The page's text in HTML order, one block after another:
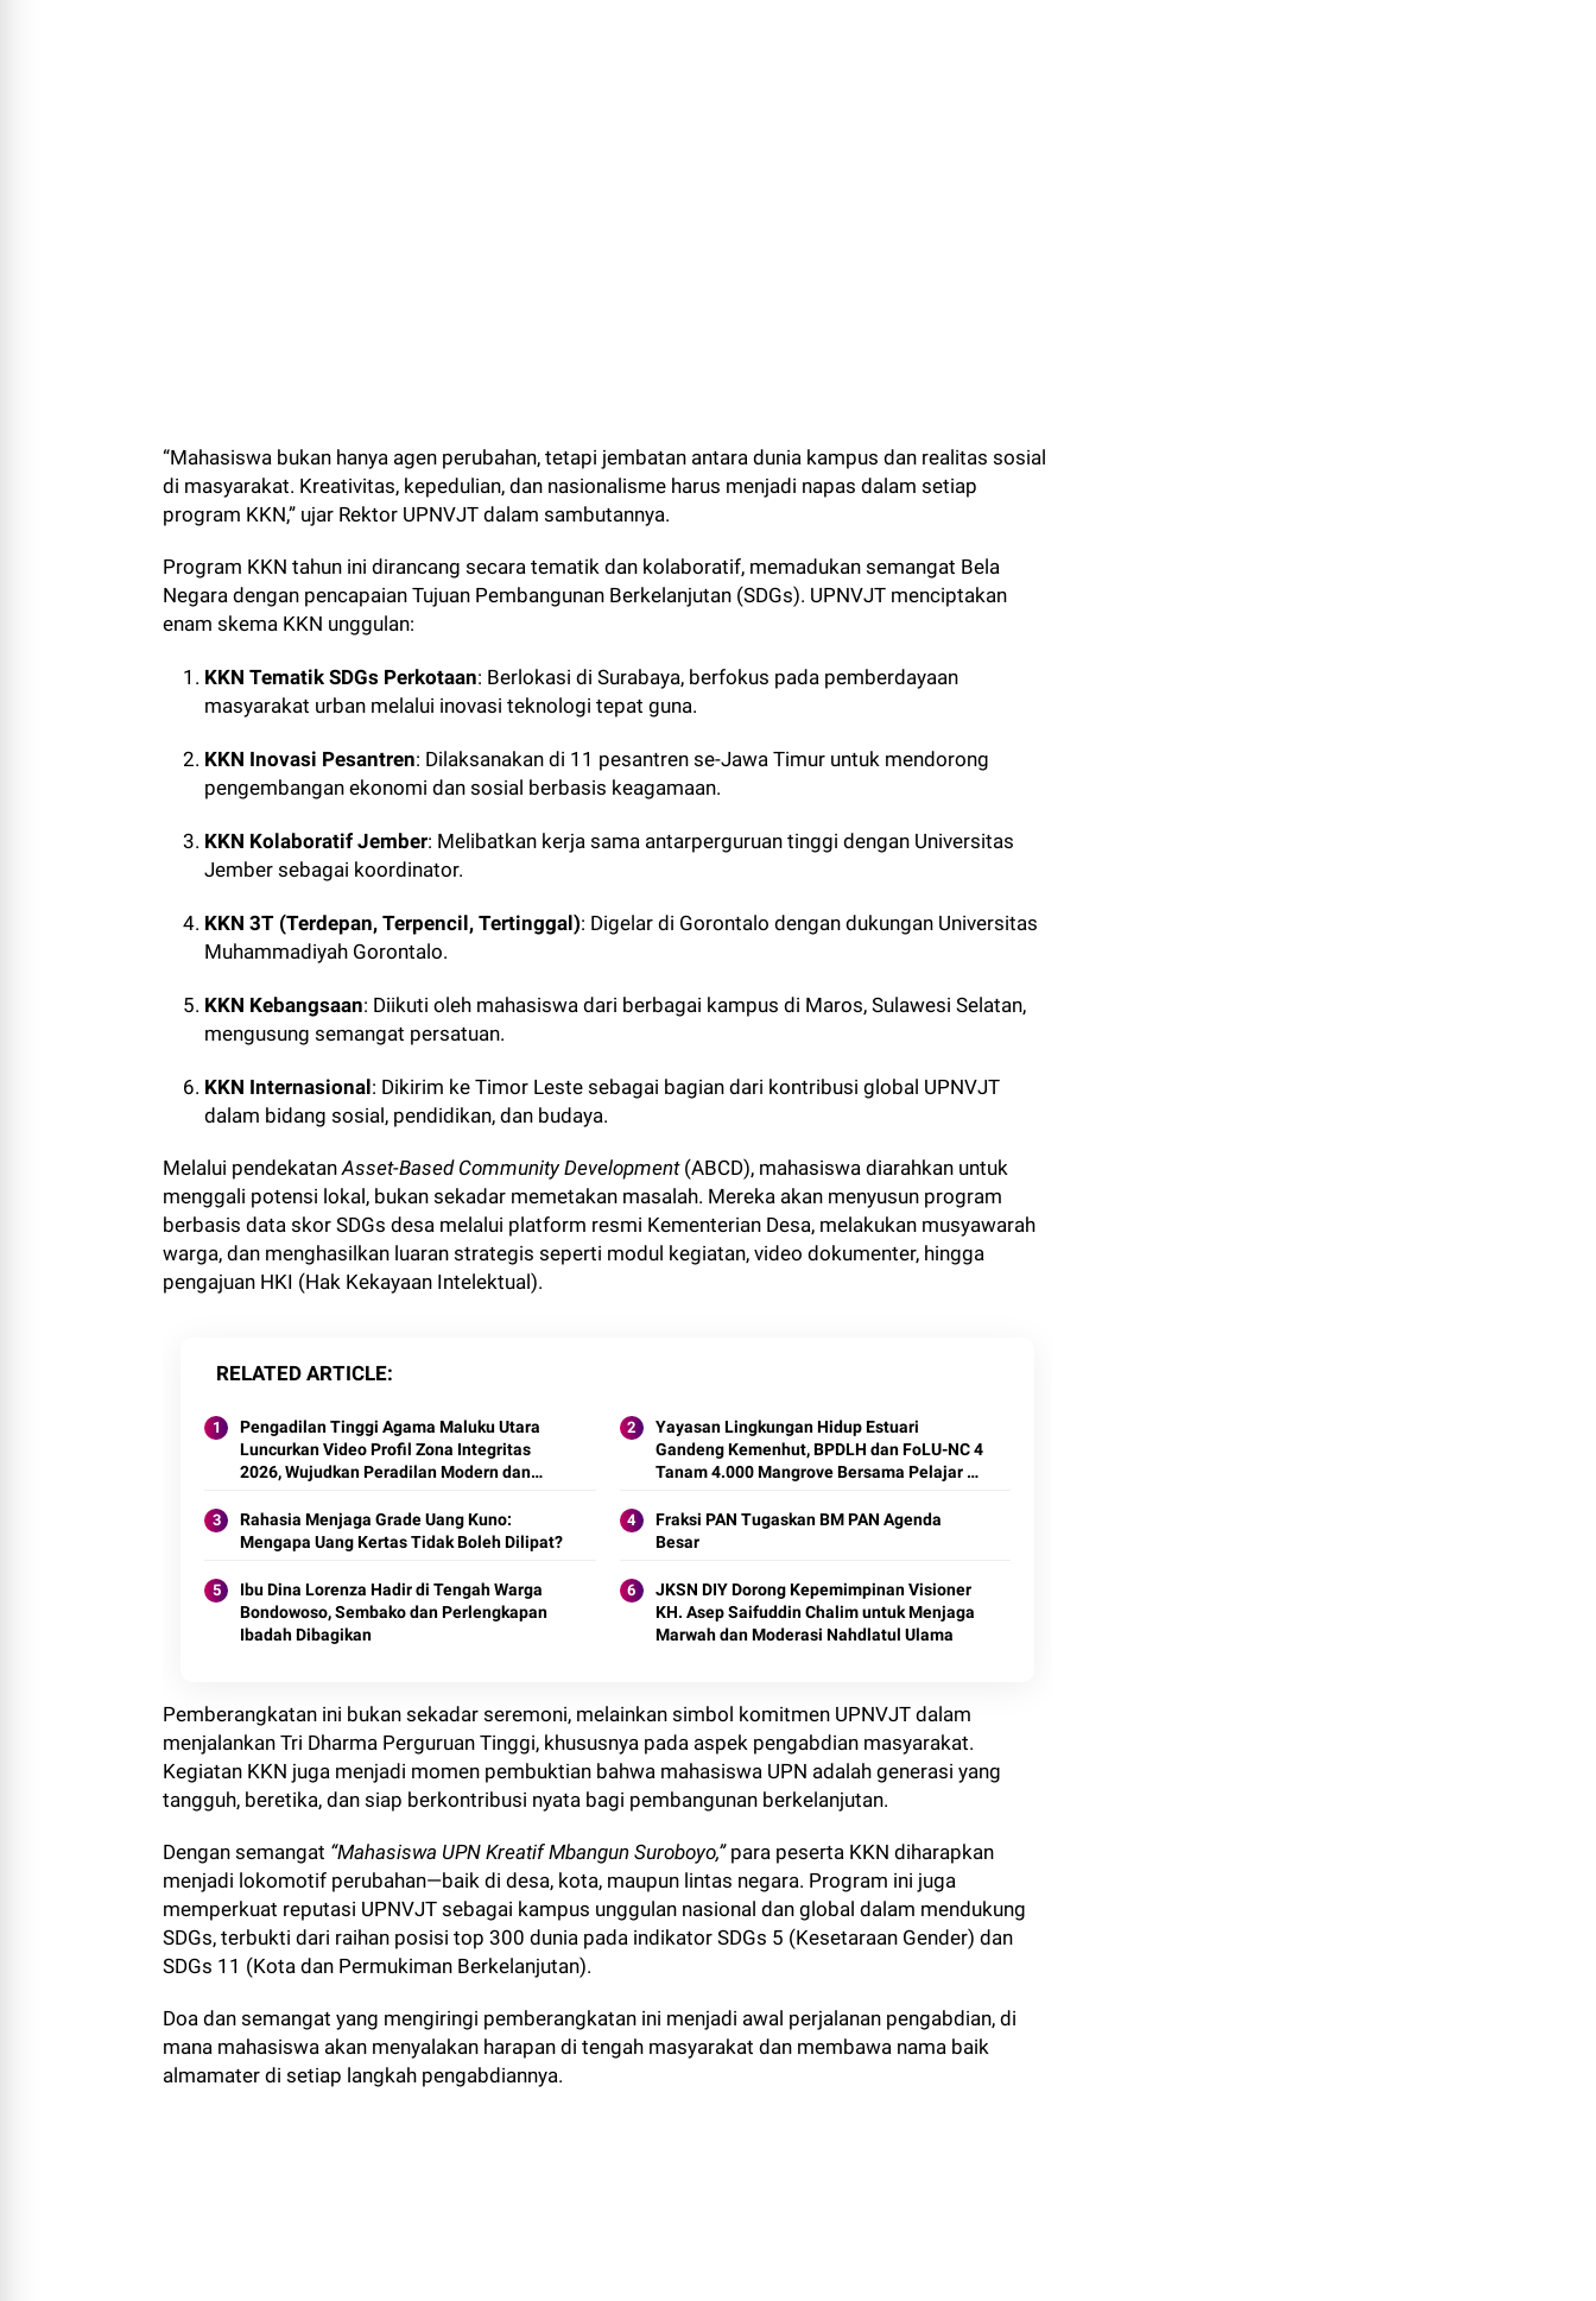
“Mahasiswa bukan hanya agen perubahan, tetapi jembatan antara dunia kampus dan realitas sosial
di masyarakat. Kreativitas, kepedulian, dan nasionalisme harus menjadi napas dalam setiap
program KKN,” ujar Rektor UPNVJT dalam sambutannya.
Program KKN tahun ini dirancang secara tematik dan kolaboratif, memadukan semangat Bela
Negara dengan pencapaian Tujuan Pembangunan Berkelanjutan (SDGs). UPNVJT menciptakan
enam skema KKN unggulan:
KKN Tematik SDGs Perkotaan: Berlokasi di Surabaya, berfokus pada pemberdayaan
masyarakat urban melalui inovasi teknologi tepat guna.
KKN Inovasi Pesantren: Dilaksanakan di 11 pesantren se-Jawa Timur untuk mendorong
pengembangan ekonomi dan sosial berbasis keagamaan.
KKN Kolaboratif Jember: Melibatkan kerja sama antarperguruan tinggi dengan Universitas
Jember sebagai koordinator.
KKN 3T (Terdepan, Terpencil, Tertinggal): Digelar di Gorontalo dengan dukungan Universitas
Muhammadiyah Gorontalo.
KKN Kebangsaan: Diikuti oleh mahasiswa dari berbagai kampus di Maros, Sulawesi Selatan,
mengusung semangat persatuan.
KKN Internasional: Dikirim ke Timor Leste sebagai bagian dari kontribusi global UPNVJT
dalam bidang sosial, pendidikan, dan budaya.
Melalui pendekatanAsset-Based Community Development(ABCD), mahasiswa diarahkan untuk
menggali potensi lokal, bukan sekadar memetakan masalah. Mereka akan menyusun program
berbasis data skor SDGs desa melalui platform resmi Kementerian Desa, melakukan musyawarah
warga, dan menghasilkan luaran strategis seperti modul kegiatan, video dokumenter, hingga
pengajuan HKI (Hak Kekayaan Intelektual).
RELATED ARTICLE
Pengadilan Tinggi Agama Maluku Utara
Luncurkan Video Profil Zona Integritas
2026, Wujudkan Peradilan Modern dan
Yayasan Lingkungan Hidup Estuari
Gandeng Kemenhut, BPDLH dan FoLU-NC 4
Tanam 4.000 Mangrove Bersama Pelajar di
Rahasia Menjaga Grade Uang Kuno:
Mengapa Uang Kertas Tidak Boleh Dilipat?
Fraksi PAN Tugaskan BM PAN Agenda
Besar
Ibu Dina Lorenza Hadir di Tengah Warga
Bondowoso, Sembako dan Perlengkapan
Ibadah Dibagikan
JKSN DIY Dorong Kepemimpinan Visioner
KH. Asep Saifuddin Chalim untuk Menjaga
Marwah dan Moderasi Nahdlatul Ulama
Pemberangkatan ini bukan sekadar seremoni, melainkan simbol komitmen UPNVJT dalam
menjalankan Tri Dharma Perguruan Tinggi, khususnya pada aspek pengabdian masyarakat.
Kegiatan KKN juga menjadi momen pembuktian bahwa mahasiswa UPN adalah generasi yang
tangguh, beretika, dan siap berkontribusi nyata bagi pembangunan berkelanjutan.
Dengan semangat “Mahasiswa UPN Kreatif Mbangun Suroboyo,”para peserta KKN diharapkan
menjadi lokomotif perubahan—baik di desa, kota, maupun lintas negara. Program ini juga
memperkuat reputasi UPNVJT sebagai kampus unggulan nasional dan global dalam mendukung
SDGs, terbukti dari raihan posisi top 300 dunia pada indikator SDGs 5 (Kesetaraan Gender) dan
SDGs 11 (Kota dan Permukiman Berkelanjutan).
Doa dan semangat yang mengiringi pemberangkatan ini menjadi awal perjalanan pengabdian, di
mana mahasiswa akan menyalakan harapan di tengah masyarakat dan membawa nama baik
almamater di setiap langkah pengabdiannya.